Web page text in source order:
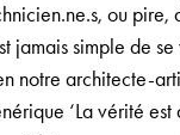
ou pire,
jamais simple de
notre architecte-
‘La vérité est